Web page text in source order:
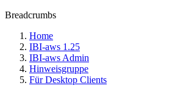
Breadcrumbs
Home
IBI-aws 1.25
IBI-aws Admin
Hinweisgruppe
Für Desktop Clients